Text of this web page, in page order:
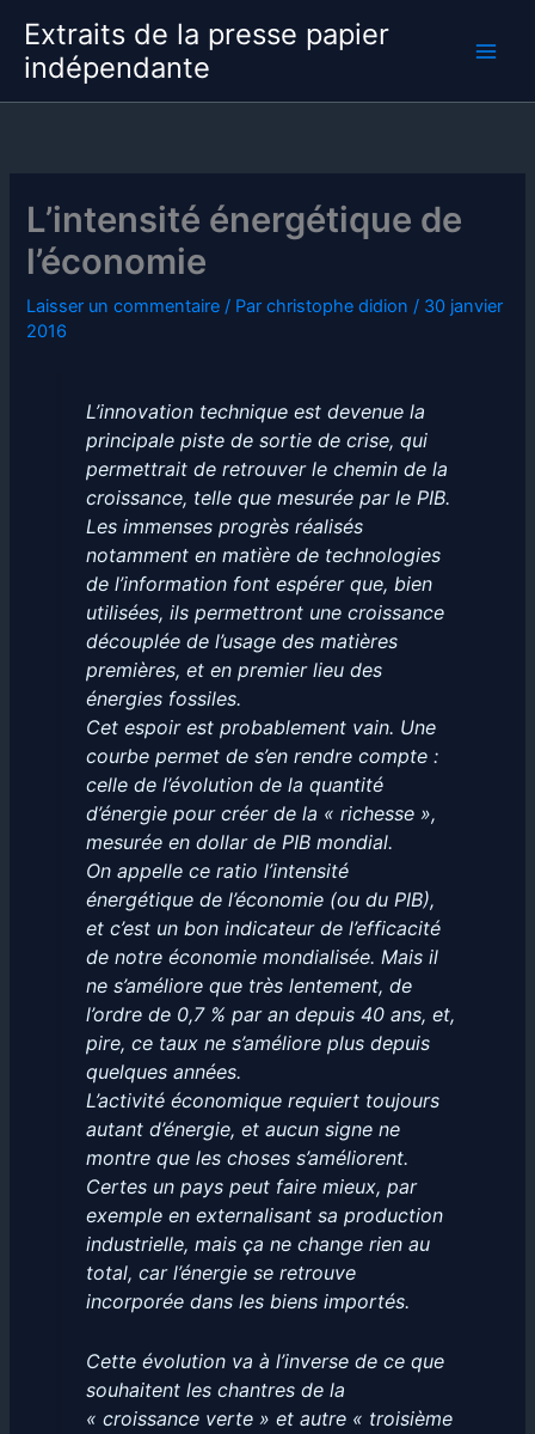
contenu
Extraits de la presse papier
indépendante
L’intensité énergétique de
l’économie
Laisser un commentaire / Parchristophe didion / 30 janvier
2016
L’innovation technique est devenue la
principale piste de sortie de crise, qui
permettrait de retrouver le chemin de la
croissance, telle que mesurée par le PIB.
Les immenses progrès réalisés
notamment en matière de technologies
de l’information font espérer que, bien
utilisées, ils permettront une croissance
découplée de l’usage des matières
premières, et en premier lieu des
énergies fossiles.
Cet espoir est probablement vain. Une
courbe permet de s’en rendre compte :
celle de l’évolution de la quantité
d’énergie pour créer de la « richesse »,
mesurée en dollar de PIB mondial.
On appelle ce ratio l’intensité
énergétique de l’économie (ou du PIB),
et c’est un bon indicateur de l’efficacité
de notre économie mondialisée. Mais il
ne s’améliore que très lentement, de
l’ordre de 0,7 % par an depuis 40 ans, et,
pire, ce taux ne s’améliore plus depuis
quelques années.
L’activité économique requiert toujours
autant d’énergie, et aucun signe ne
montre que les choses s’améliorent.
Certes un pays peut faire mieux, par
exemple en externalisant sa production
industrielle, mais ça ne change rien au
total, car l’énergie se retrouve
incorporée dans les biens importés.
Cette évolution va à l’inverse de ce que
souhaitent les chantres de la
« croissance verte » et autre « troisième